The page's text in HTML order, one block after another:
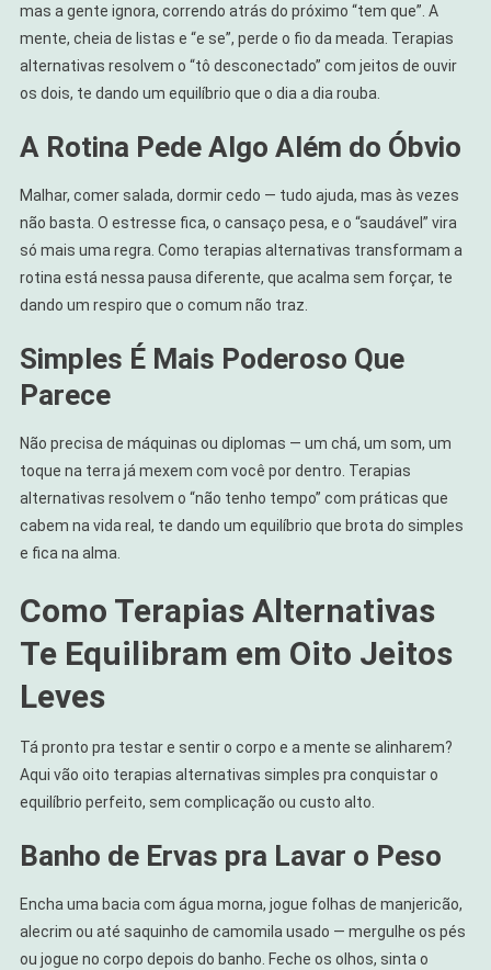
mas a gente ignora, correndo atrás do próximo “tem que”. A
mente, cheia de listas e “e se”, perde o fio da meada. Terapias
alternativas resolvem o “tô desconectado” com jeitos de ouvir
os dois, te dando um equilíbrio que o dia a dia rouba.
A Rotina Pede Algo Além do Óbvio
Malhar, comer salada, dormir cedo — tudo ajuda, mas às vezes
não basta. O estresse fica, o cansaço pesa, e o “saudável” vira
só mais uma regra. Como terapias alternativas transformam a
rotina está nessa pausa diferente, que acalma sem forçar, te
dando um respiro que o comum não traz.
Simples É Mais Poderoso Que
Parece
Não precisa de máquinas ou diplomas — um chá, um som, um
toque na terra já mexem com você por dentro. Terapias
alternativas resolvem o “não tenho tempo” com práticas que
cabem na vida real, te dando um equilíbrio que brota do simples
e fica na alma.
Como Terapias Alternativas
Te Equilibram em Oito Jeitos
Leves
Tá pronto pra testar e sentir o corpo e a mente se alinharem?
Aqui vão oito terapias alternativas simples pra conquistar o
equilíbrio perfeito, sem complicação ou custo alto.
Banho de Ervas pra Lavar o Peso
Encha uma bacia com água morna, jogue folhas de manjericão,
alecrim ou até saquinho de camomila usado — mergulhe os pés
ou jogue no corpo depois do banho. Feche os olhos, sinta o